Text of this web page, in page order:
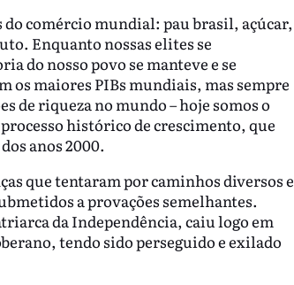
comércio mundial: pau brasil, açúcar,
Enquanto nossas elites se
do nosso povo se manteve e se
os maiores PIBs mundiais, mas sempre
de riqueza no mundo – hoje somos o
histórico de crescimento, que
anos 2000.
que tentaram por caminhos diversos e
a provações semelhantes.
da Independência, caiu logo em
tendo sido perseguido e exilado